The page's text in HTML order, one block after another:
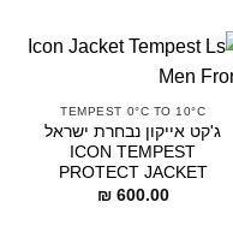
TEMPEST 0°C TO 10°C
ג'קט אייקון נבחרת ישראל
ICON TEMPEST
PROTECT JACKET
₪600.00